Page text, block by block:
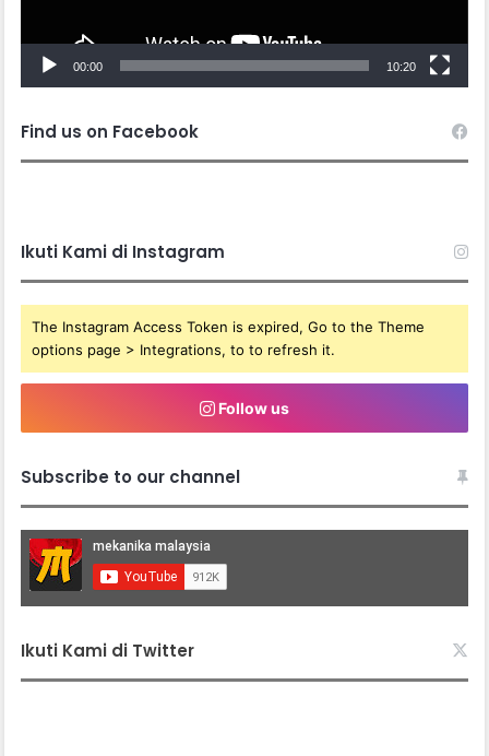
00:00 10:20
Find us on Facebook
Ikuti Kami di Instagram
The Instagram Access Token is expired, Go to the Theme
options page > Integrations, to to refresh it.
Follow us
Subscribe to our channel
Ikuti Kami di Twitter